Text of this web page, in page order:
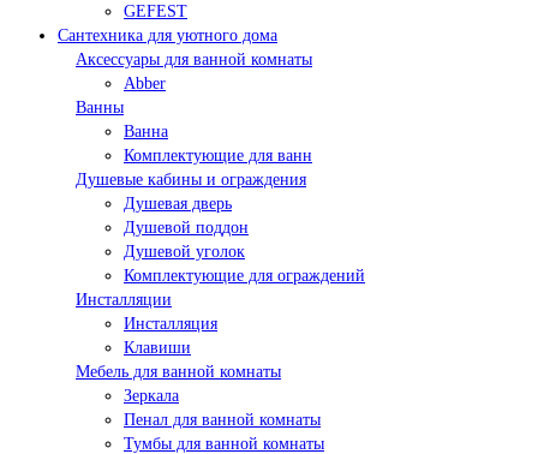
GEFEST
Сантехника для уютного дома
Аксессуары для ванной комнаты
Abber
Ванны
Ванна
Комплектующие для ванн
Душевые кабины и ограждения
Душевая дверь
Душевой поддон
Душевой уголок
Комплектующие для ограждений
Инсталляции
Инсталляция
Клавиши
Мебель для ванной комнаты
Зеркала
Пенал для ванной комнаты
Тумбы для ванной комнаты